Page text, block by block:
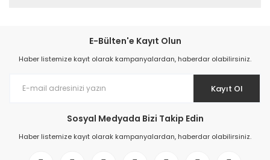
E-Bülten'e Kayıt Olun
Haber listemize kayıt olarak kampanyalardan, haberdar olabilirsiniz.
Kayıt Ol
Sosyal Medyada Bizi Takip Edin
Haber listemize kayıt olarak kampanyalardan, haberdar olabilirsiniz.